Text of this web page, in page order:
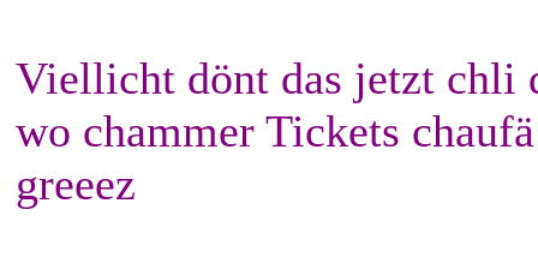
Viellicht dönt das jetzt chli
wo chammer Tickets
greeez